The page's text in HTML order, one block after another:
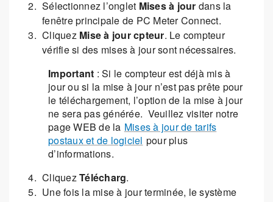
Sélectionnez l’onglet Mises à jour dans la
fenêtre principale de PC Meter Connect.
Cliquez Mise à jour cpteur. Le compteur
vérifie si des mises à jour sont nécessaires.
Important : Si le compteur est déjà mis à
jour ou si la mise à jour n’est pas prête pour
le téléchargement, l’option de la mise à jour
ne sera pas générée. Veuillez visiter notre
page WEB de la Mises à jour de tarifs
postaux et de logiciel pour plus
d’informations.
CliquezTélécharg.
Une fois la mise à jour terminée, le système